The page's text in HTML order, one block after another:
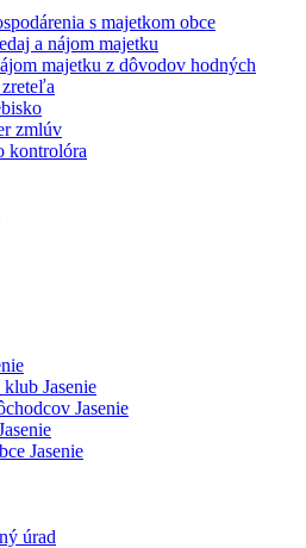
s majetkom obce
a nájom majetku
majetku z dôvodov hodných
zmlúv
kontrolóra
Jasenie
Jasenie
Jasenie
úrad